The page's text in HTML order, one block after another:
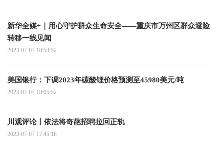
新华全媒+｜用心守护群众生命安全——重庆市万州区群众避险
转移一线见闻
2023-07-07 18:53:52
美国银行：下调2023年碳酸锂价格预测至45980美元/吨
2023-07-07 18:05:52
川观评论丨依法将奇葩招聘拉回正轨
2023-07-07 17:45:18